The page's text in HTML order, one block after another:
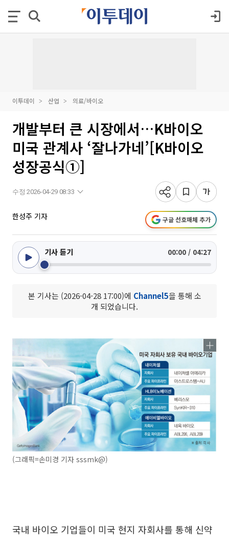
이투데이 산업 의료/바이오
개발부터 큰 시장에서…K바이오
미국 관계사 ‘잘나가네’[K바이오
성장공식①]
수정 2026-04-29 08:33
한성주 기자 구글 선호매체 추가
기사 듣기 00:00 / 04:27
본 기사는 (2026-04-28 17:00)에 Channel5을 통해 소
개 되었습니다.
(그래픽=손미경 기자 sssmk@)
국내 바이오 기업들이 미국 현지 자회사를 통해 신약